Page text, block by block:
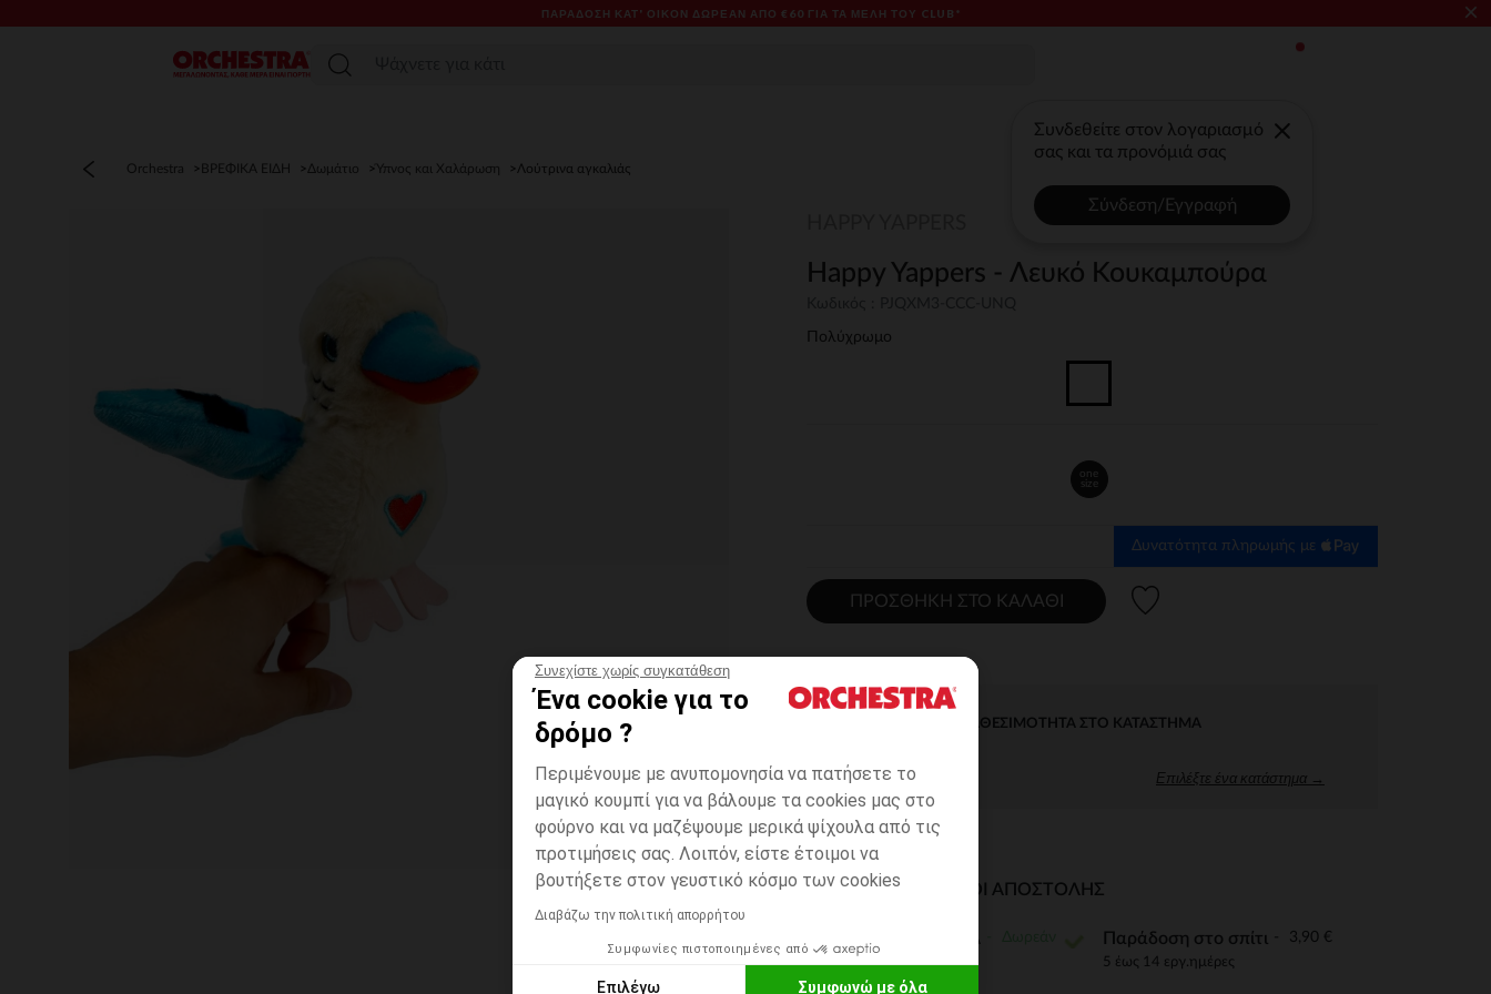
Συνεχίστε χωρίς συγκατάθεση
Ένα cookie για το
δρόμο ?
Περιμένουμε με ανυπομονησία να πατήσετε το
μαγικό κουμπί για να βάλουμε τα cookies μας στο
φούρνο και να μαζέψουμε μερικά ψίχουλα από τις
προτιμήσεις σας. Λοιπόν, είστε έτοιμοι να
βουτήξετε στον γευστικό κόσμο των cookies
Διαβάζω την πολιτική απορρήτου
Συμφωνίες πιστοποιημένες από
Επιλέγω Συμφωνώ με όλα
ΠΑΡΆΔΟΣΗ ΚΑΤ' ΟΊΚΟΝ ΔΩΡΕΑΝ ΑΠΌ €60 ΓΙΑ ΤΑ ΜΈΛΗ ΤΟΥ CLUB* ×
Μενού
Συνδεθείτε στον λογαριασμό
σας και τα προνόμιά σας
Σύνδεση/Εγγραφή
Orchestra ΒΡΕΦΙΚΑ ΕΙΔΗ Δωμάτιο Ύπνος και Χαλάρωση Λούτρινα αγκαλιάς
Happy Yappers - Λευκό Κουκαμπούρα
Πολύχρωμο
one
size
Δυνατότητα πληρωμής με
ΠΡΟΣΘΉΚΗ ΣΤΟ ΚΑΛΆΘΙ
ΆΜΕΣΗ ΔΙΑΘΕΣΙΜΌΤΗΤΑ ΣΤΟ ΚΑΤΆΣΤΗΜΑ
Επιλέξτε ένα κατάστημα →
ΔΙΑΘΈΣΙΜΟΙ ΤΡΌΠΟΙ ΑΠΟΣΤΟΛΉΣ
ΣΕ ΚΑΤΑΣΤΗΜΑ Παράδοση στο σπίτι 3,90 €
5 έως 14 εργ.ημέρες